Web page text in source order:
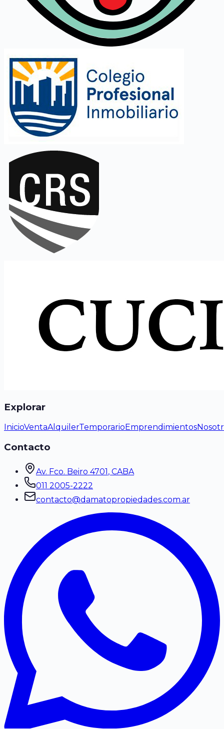
Explorar
InicioVentaAlquilerTemporarioEmprendimientos
Contacto
Av. Fco. Beiro 4701, CABA
011 2005-2222
contacto@damatopropiedades.com.ar